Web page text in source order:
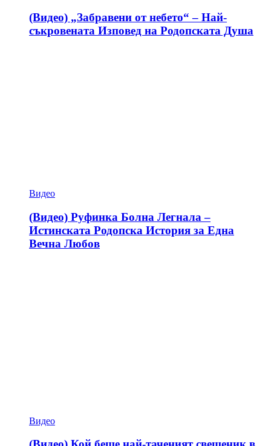
(Видео) „Забравени от небето“ – Най-
съкровената Изповед на Родопската Душа
Видео
(Видео) Руфинка Болна Легнала –
Истинската Родопска История за Една
Вечна Любов
Видео